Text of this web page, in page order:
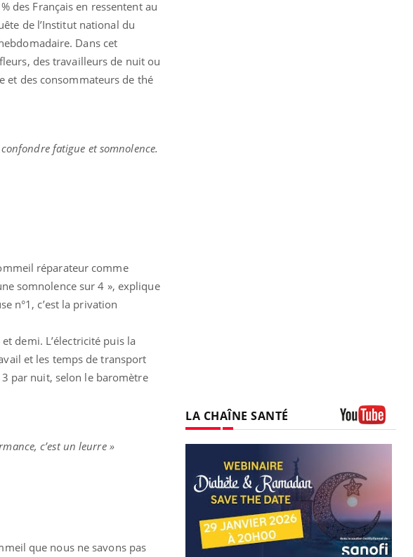
des Français en ressentent au
de l’Institut national du
Dans cet
des travailleurs de nuit ou
et des consommateurs de thé
fatigue et somnolence.
réparateur comme
somnolence sur 4 », explique
n°1, c’est la privation
demi. L’électricité puis la
et les temps de transport
par nuit, selon le baromètre
c’est un leurre »
que nous ne savons pas
LA CHAÎNE SANTÉ